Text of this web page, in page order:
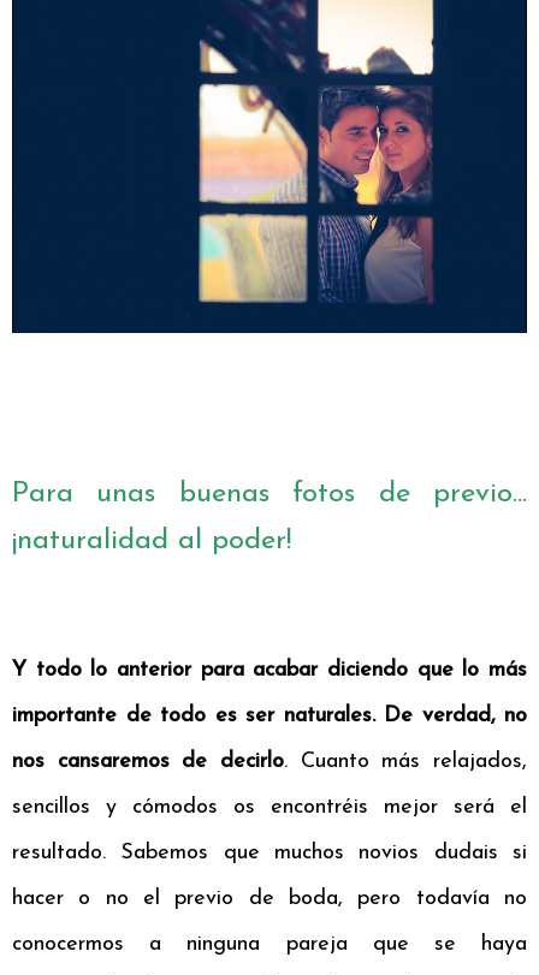
Para unas buenas fotos de previo...
¡naturalidad al poder!
Y todo lo anterior para acabar diciendo que lo más
importante de todo es ser naturales. De verdad, no
nos cansaremos de decirlo. Cuanto más relajados,
sencillos y cómodos os encontréis mejor será el
resultado. Sabemos que muchos novios dudais si
hacer o no el previo de boda, pero todavía no
conocermos a ninguna pareja que se haya